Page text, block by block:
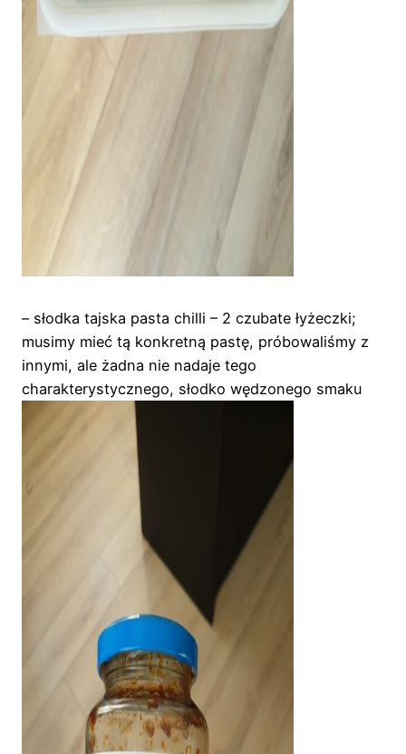
– słodka tajska pasta chilli – 2 czubate łyżeczki;
musimy mieć tą konkretną pastę, próbowaliśmy z
innymi, ale żadna nie nadaje tego
charakterystycznego, słodko wędzonego smaku